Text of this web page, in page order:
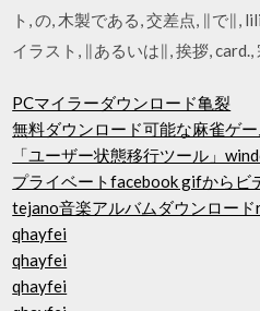
ト, の, 木製である, 交差点, ∥で∥,
イラスト, ∥あるいは∥, 挨拶,
PCマイラーダウンロード亀裂
無料ダウンロード可能な麻雀ゲー
「ユーザー状態移行ツール」
プライベートfacebook gifからビ
tejano音楽アルバムダウンロー
qhayfei
qhayfei
qhayfei